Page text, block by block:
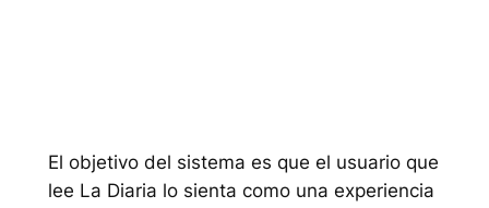
El objetivo del sistema es que el usuario que
lee La Diaria lo sienta como una experiencia